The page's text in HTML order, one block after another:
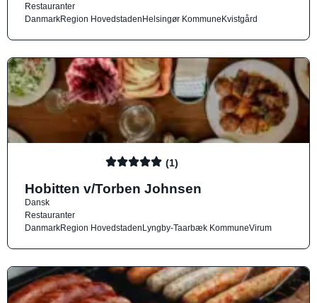
Restauranter
DanmarkRegion HovedstadenHelsingør KommuneKvistgård
(1)
Hobitten v/Torben Johnsen
Dansk
Restauranter
DanmarkRegion HovedstadenLyngby-Taarbæk KommuneVirum